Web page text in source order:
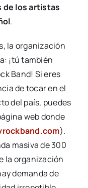
de los artistas
.
la organización
¡tú también
Band! Si eres
de tocar en el
del país, puedes
web donde
).
masiva de 300
la organización
demanda de